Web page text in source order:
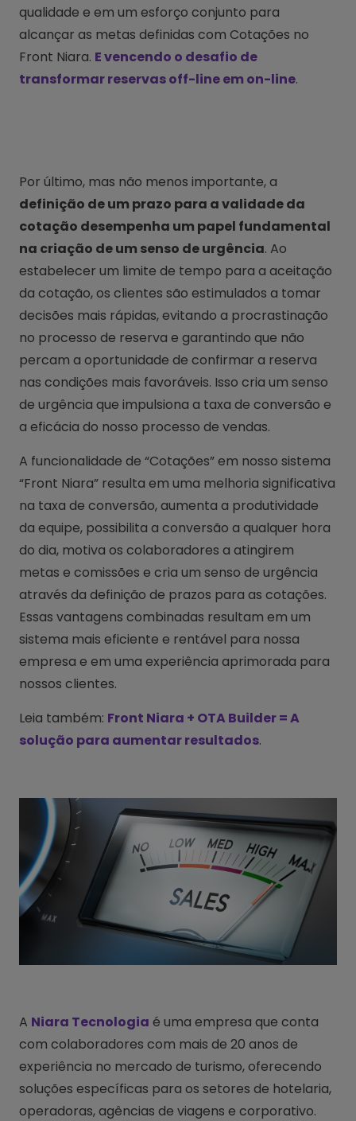
qualidade e em um esforço conjunto para
alcançar as metas definidas com Cotações no
Front Niara. E vencendo o desafio de
transformar reservas off-line em on-line.
Por último, mas não menos importante, a
definição de um prazo para a validade da
cotação desempenha um papel fundamental
na criação de um senso de urgência. Ao
estabelecer um limite de tempo para a aceitação
da cotação, os clientes são estimulados a tomar
decisões mais rápidas, evitando a procrastinação
no processo de reserva e garantindo que não
percam a oportunidade de confirmar a reserva
nas condições mais favoráveis. Isso cria um senso
de urgência que impulsiona a taxa de conversão e
a eficácia do nosso processo de vendas.
A funcionalidade de “Cotações” em nosso sistema
“Front Niara” resulta em uma melhoria significativa
na taxa de conversão, aumenta a produtividade
da equipe, possibilita a conversão a qualquer hora
do dia, motiva os colaboradores a atingirem
metas e comissões e cria um senso de urgência
através da definição de prazos para as cotações.
Essas vantagens combinadas resultam em um
sistema mais eficiente e rentável para nossa
empresa e em uma experiência aprimorada para
nossos clientes.
Leia também: Front Niara + OTA Builder = A
solução para aumentar resultados.
A Niara Tecnologia é uma empresa que conta
com colaboradores com mais de 20 anos de
experiência no mercado de turismo, oferecendo
soluções específicas para os setores de hotelaria,
operadoras, agências de viagens e corporativo.